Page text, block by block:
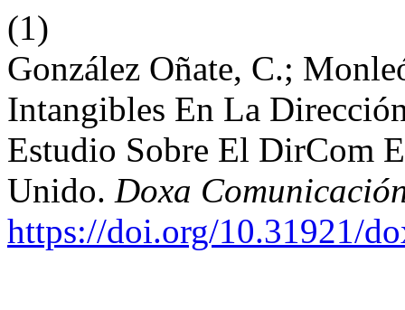
(1)
González Oñate, C.;
Intangibles En La
Estudio Sobre El DirCom
Unido. Doxa
https://doi.org/10.31921/